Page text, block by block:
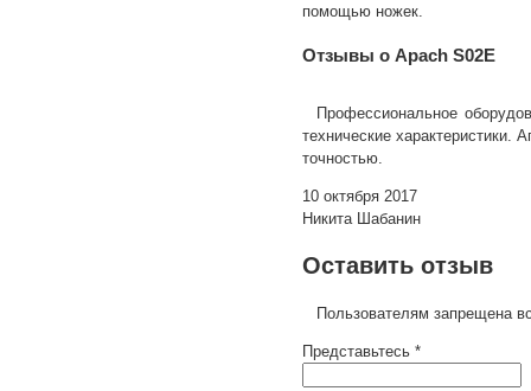
помощью ножек.
Отзывы о Apach S02E
Профессиональное
технические характеристики.
точностью.
10 октября 2017
Никита Шабанин
Оставить отзыв
Пользователям запрещена
Представьтесь *